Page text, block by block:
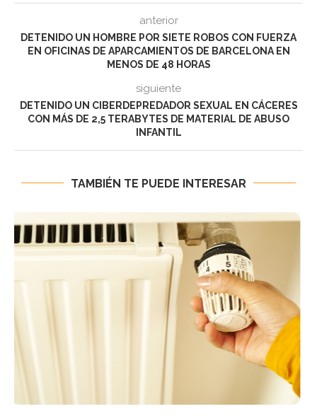
anterior
DETENIDO UN HOMBRE POR SIETE ROBOS CON FUERZA
EN OFICINAS DE APARCAMIENTOS DE BARCELONA EN
MENOS DE 48 HORAS
siguiente
DETENIDO UN CIBERDEPREDADOR SEXUAL EN CÁCERES
CON MÁS DE 2,5 TERABYTES DE MATERIAL DE ABUSO
INFANTIL
TAMBIÉN TE PUEDE INTERESAR